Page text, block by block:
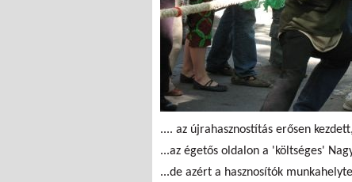
.... az újrahasznostítás erősen
...az égetős oldalon a 'költséges'
...de azért a hasznosítók